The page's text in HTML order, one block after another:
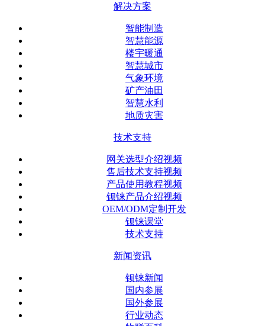
解决方案
智能制造
智慧能源
楼宇暖通
智慧城市
气象环境
矿产油田
智慧水利
地质灾害
技术支持
网关选型介绍视频
售后技术支持视频
产品使用教程视频
钡铼产品介绍视频
OEM/ODM定制开发
钡铼课堂
技术支持
新闻资讯
钡铼新闻
国内参展
国外参展
行业动态